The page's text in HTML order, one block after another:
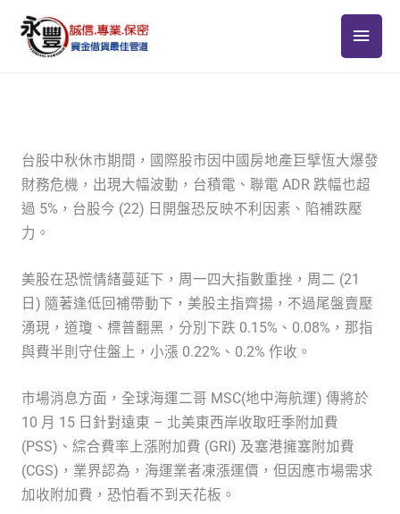
主
單
台股中秋休市期間，國際股市因中國房地產巨擘恆大爆發
財務危機，出現大幅波動，台積電、聯電 ADR 跌幅也超
過 5%，台股今 (22) 日開盤恐反映不利因素、陷補跌壓
力。
美股在恐慌情緒蔓延下，周一四大指數重挫，周二 (21
日) 隨著逢低回補帶動下，美股主指齊揚，不過尾盤賣壓
湧現，道瓊、標普翻黑，分別下跌 0.15%、0.08%，那指
與費半則守住盤上，小漲 0.22%、0.2% 作收。
市場消息方面，全球海運二哥 MSC(地中海航運) 傳將於
10 月 15 日針對遠東 – 北美東西岸收取旺季附加費
(PSS)、綜合費率上漲附加費 (GRI) 及塞港擁塞附加費
(CGS)，業界認為，海運業者凍漲運價，但因應市場需求
加收附加費，恐怕看不到天花板。